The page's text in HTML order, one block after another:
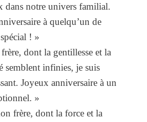
dans notre univers familial.
à quelqu’un de
! »
dont la gentillesse et la
semblent infinies, je suis
Joyeux anniversaire à un
»
frère, dont la force et la